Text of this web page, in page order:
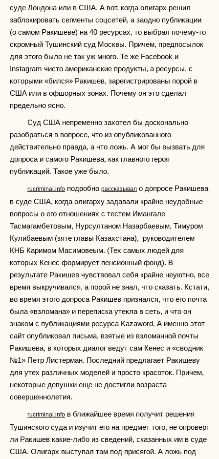
суде Лондона или в США. А вот, когда олигарх решил
заблокировать сегменты соцсетей, а заодно публикации
(о самом Ракишеве) на 40 ресурсах, то выбрал почему-то
скромный Тушинский суд Москвы. Причем, предпосылок
для этого было не так уж много. Те же Facebook и
Instagram чисто американские продукты, а ресурсы, с
которыми «бился» Ракишев, зарегистрированы порой в
США или в офшорных зонах. Почему он это сделал
предельно ясно.
Суд США непременно захотел бы досконально
разобраться в вопросе, что из опубликованного
действительно правда, а что ложь. А мог бы вызвать для
допроса и самого Ракишева, как главного героя
публикаций. Такое уже было.
rucriminal.info подробно рассказывал о допросе Ракишева
в суде США, когда олигарху задавали крайне неудобные
вопросы о его отношениях с тестем Имангале
Тасмагамбетовым, Нурсултаном Назарбаевым, Тимуром
Кулибаевым (зяте главы Казахстана), руководителем
КНБ Каримом Масимовеым. (Тех самых людей для
которых Кенес формирует пенсионный фонд). В
результате Ракишев чувствовал себя крайне неуютно, все
время выкручивался, а порой не знал, что сказать. Кстати,
во время этого допроса Ракишев признался, что его почта
была «взломана» и переписка утекла в сеть, и что он
знаком с публикациями ресурса Kazaword. А именно этот
сайт опубликовал письма, взятые из взломанной почты
Ракишева, в которых диалог ведут сам Кенес и «сводник
№1» Петр Листерман. Последний предлагает Ракишеву
для утех различных моделей и просто красоток. Причем,
некоторые девушки еще не достигли возраста
совершеннолетия.
rucriminal.info в ближайшее время получит решения
Тушинского суда и изучит его на предмет того, не опроверг
ли Ракишев какие-либо из сведений, сказанных им в суде
США. Олигарх выступал там под присягой. А ложь под